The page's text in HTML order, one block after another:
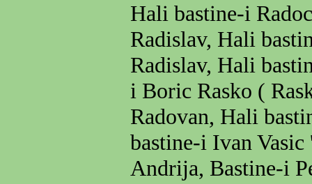
Hali bastine-i
Radislav, Hali
Radislav, Hali
i Boric Rasko (
Radovan, Hali
bastine-i Ivan
Andrija, Bastine-i